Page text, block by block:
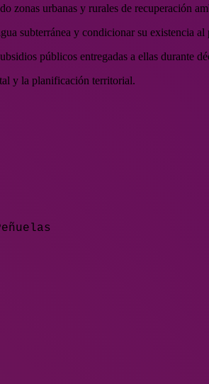
zonas urbanas y rurales de recuperación
subterránea y condicionar su existencia al
públicos entregadas a ellas durante
y la planificación territorial.